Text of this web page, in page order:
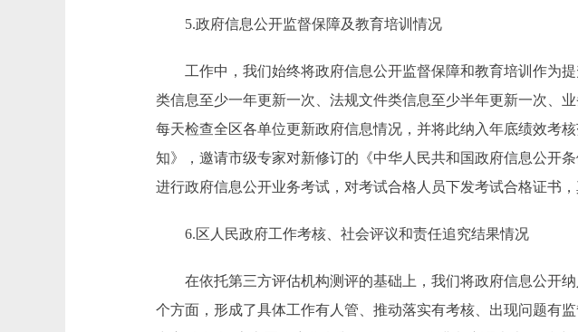
5.政府信息公开监督保障及教育培训情况
工作中，我们始终将政府信息公开监督保障和教育培训作为提
类信息至少一年更新一次、法规文件类信息至少半年更新一次、
每天检查全区各单位更新政府信息情况，并将此纳入年底绩效考
知》，邀请市级专家对新修订的《中华人民共和国政府信息公开
进行政府信息公开业务考试，对考试合格人员下发考试合格证书，
6.区人民政府工作考核、社会评议和责任追究结果情况
在依托第三方评估机构测评的基础上，我们将政府信息公开纳
个方面，形成了具体工作有人管、推动落实有考核、出现问题有